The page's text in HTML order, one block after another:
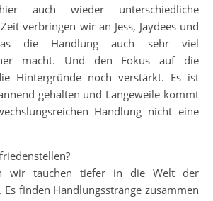
auch wieder unterschiedliche
verbringen wir an Jess, Jaydees und
die Handlung auch sehr viel
macht. Und den Fokus auf die
Hintergründe noch verstärkt. Es ist
gehalten und Langeweile kommt
Handlung nicht eine
wir tauchen tiefer in die Welt der
Es finden Handlungsstränge zusammen